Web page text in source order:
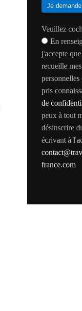
Je
Veuillez
En
j'accepte
recueille
pris
de
peux à tout
désinscrire
écrivant à
france.com